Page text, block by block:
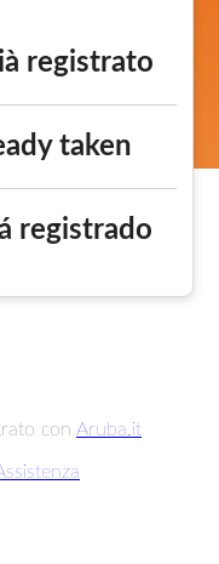
registrato
taken
registrado
con Aruba.it